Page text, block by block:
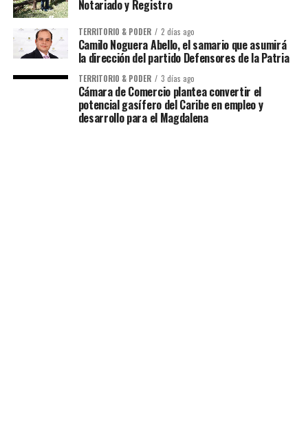
Notariado y Registro
TERRITORIO & PODER 2 días ago
Camilo Noguera Abello, el samario que asumirá
la dirección del partido Defensores de la Patria
TERRITORIO & PODER 3 días ago
Cámara de Comercio plantea convertir el
potencial gasífero del Caribe en empleo y
desarrollo para el Magdalena